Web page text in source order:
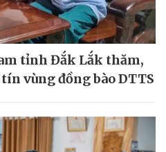
tỉnh Đắk Lắk thăm,
vùng đồng bào DTTS